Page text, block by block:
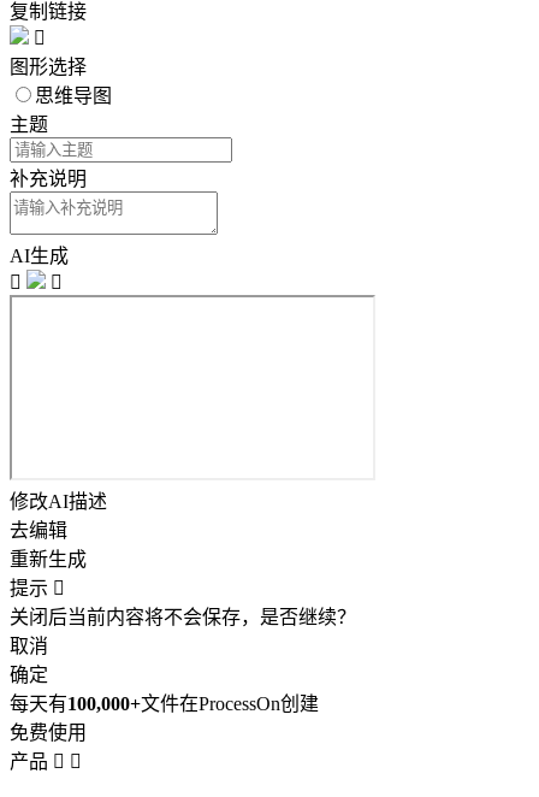
复制链接

图形选择
思维导图
主题
补充说明
AI生成


修改AI描述
去编辑
重新生成
提示 
关闭后当前内容将不会保存，是否继续？
取消
确定
每天有100,000+文件在ProcessOn创建
免费使用
产品  